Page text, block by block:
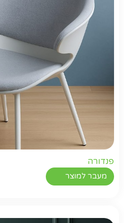
פנדורה
מעבר למוצר